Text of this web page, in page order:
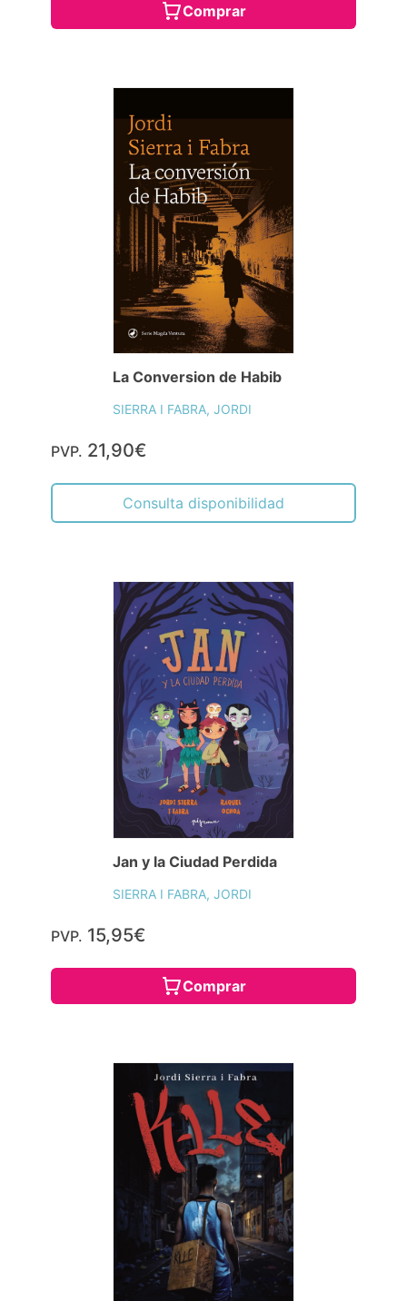
Comprar
La Conversion de Habib
SIERRA I FABRA, JORDI
PVP. 21,90€
Consulta disponibilidad
Jan y la Ciudad Perdida
SIERRA I FABRA, JORDI
PVP. 15,95€
Comprar